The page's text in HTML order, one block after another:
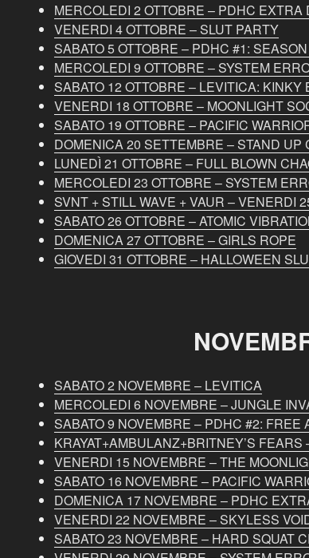
MERCOLEDI 2 OTTOBRE – PDHC EXTRA
VENERDI 4 OTTOBRE – SLUT PARTY
SABATO 5 OTTOBRE – PDHC #1:
MERCOLEDI 9 OTTOBRE – SYSTEM
SABATO 12 OTTOBRE – LEVITICA: KINKY
VENERDI 18 OTTOBRE – MOONLIGHT
SABATO 19 OTTOBRE – PACIFIC
DOMENICA 20 SETTEMBRE – STAND UP
LUNEDÌ 21 OTTOBRE – FULL BLOWN
MERCOLEDI 23 OTTOBRE – SYSTEM
SVNT + STILL WAVE + VAUR – VENERDI
SABATO 26 OTTOBRE – ATOMIC
DOMENICA 27 OTTOBRE – GIRLS ROPE
GIOVEDI 31 OTTOBRE – HALLOWEEN
SABATO 2 NOVEMBRE – LEVITICA
MERCOLEDI 6 NOVEMBRE – JUNGLE
SABATO 9 NOVEMBRE – PDHC #2: FREE
KRAYAT+AMBULANZ+BRITNEY’S
VENERDI 15 NOVEMBRE – THE
SABATO 16 NOVEMBRE – PACIFIC
DOMENICA 17 NOVEMBRE – PDHC
VENERDI 22 NOVEMBRE – SKYLESS
SABATO 23 NOVEMBRE – HARD SQUAT